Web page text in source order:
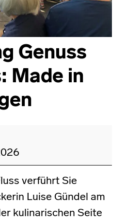
Genuss
Made in
verführt Sie
Luise Gündel am
kulinarischen Seite